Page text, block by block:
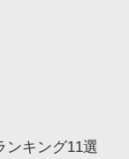
ンキング11選